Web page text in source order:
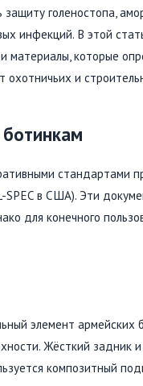
голеностопа,
инфекций. В этой
материалы, которые
охотничьих и
стандартами
в США). Эти
для конечного
элемент армейских
Жёсткий задник
композитный